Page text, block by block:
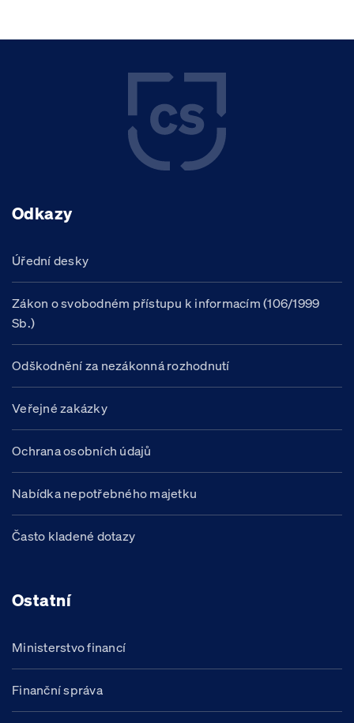
Odkazy
Úřední desky
Zákon o svobodném přístupu k informacím (106/1999
Sb.)
Odškodnění za nezákonná rozhodnutí
Veřejné zakázky
Ochrana osobních údajů
Nabídka nepotřebného majetku
Často kladené dotazy
Ostatní
Ministerstvo financí
Finanční správa